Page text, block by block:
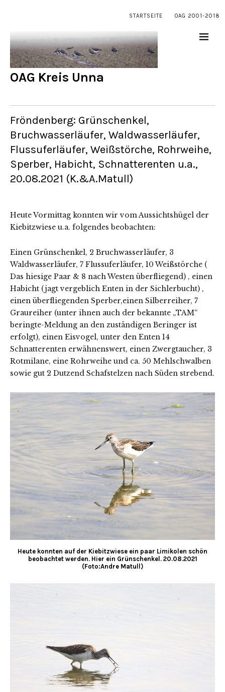
STARTSEITE OAG 2001-2018
OAG Kreis Unna
Fröndenberg: Grünschenkel,
Bruchwasserläufer, Waldwasserläufer,
Flussuferläufer, Weißstörche, Rohrweihe,
Sperber, Habicht, Schnatterenten u.a.,
20.08.2021 (K.&A.Matull)
Heute Vormittag konnten wir vom Aussichtshügel der
Kiebitzwiese u.a. folgendes beobachten:
Einen Grünschenkel, 2 Bruchwasserläufer, 3
Waldwasserläufer, 7 Flussuferläufer, 10 Weißstörche (
Das hiesige Paar & 8 nach Westen überfliegend) , einen
Habicht (jagt vergeblich Enten in der Sichlerbucht) ,
einen überfliegenden Sperber,einen Silberreiher, 7
Graureiher (unter ihnen auch der bekannte „TAM“
beringte-Meldung an den zuständigen Beringer ist
erfolgt), einen Eisvogel, unter den Enten 14
Schnatterenten erwähnenswert, einen Zwergtaucher, 3
Rotmilane, eine Rohrweihe und ca. 50 Mehlschwalben
sowie gut 2 Dutzend Schafstelzen nach Süden strebend.
Heute konnten auf der Kiebitzwiese ein paar Limikolen schön
beobachtet werden. Hier ein Grünschenkel. 20.08.2021
(Foto:Andre Matull)